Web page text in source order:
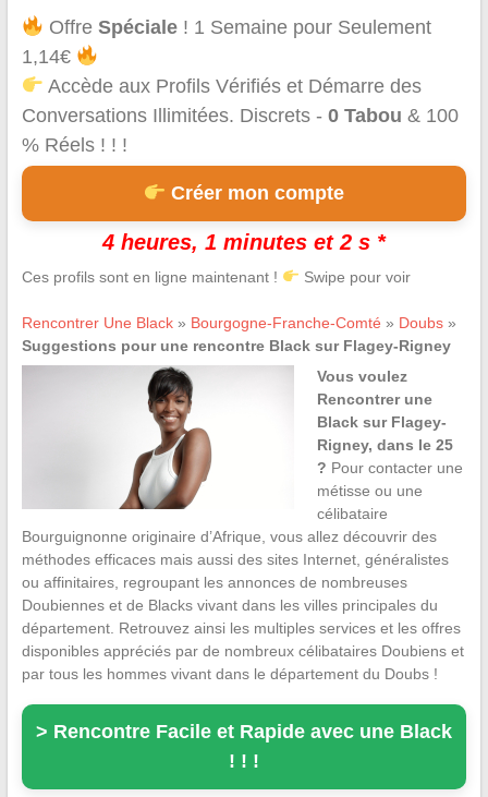
OffreSpéciale ! 1 Semaine pour Seulement
1,14€
Accède aux Profils Vérifiés et Démarre des
Conversations Illimitées. Discrets - 0 Tabou & 100
% Réels ! ! !
Créer mon compte
4 heures, 1 minutes et 2 s *
Ces profils sont en ligne maintenant ! Swipe pour voir
Rencontrer Une Black» Bourgogne-Franche-Comté » Doubs»
Suggestions pour une rencontre Black sur Flagey-Rigney
Vous voulez
Rencontrer une
Black sur Flagey-
Rigney, dans le 25
? Pour contacter une
métisse ou une
célibataire
Bourguignonne originaire d’Afrique, vous allez découvrir des
méthodes efficaces mais aussi des sites Internet, généralistes
ou affinitaires, regroupant les annonces de nombreuses
Doubiennes et de Blacks vivant dans les villes principales du
département. Retrouvez ainsi les multiples services et les offres
disponibles appréciés par de nombreux célibataires Doubiens et
par tous les hommes vivant dans le département du Doubs !
> Rencontre Facile et Rapide avec une Black
! ! !